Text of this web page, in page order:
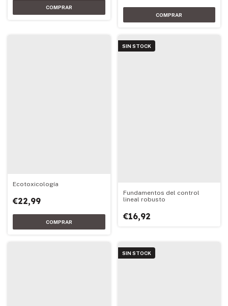
Ecotoxicología
€22,99
SIN STOCK
Fundamentos del control
lineal robusto
€16,92
SIN STOCK